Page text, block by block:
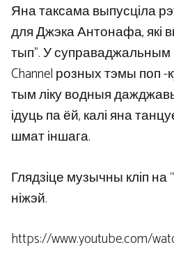
Яна таксама выпусціла
для Джэка Антонафа, які
тып”. У суправаджальным
Channel розных тэмы поп -
тым ліку водныя
ідуць па ёй, калі яна
шмат іншага.
Глядзіце музычны кліп
ніжэй.
https://www.youtube.com/